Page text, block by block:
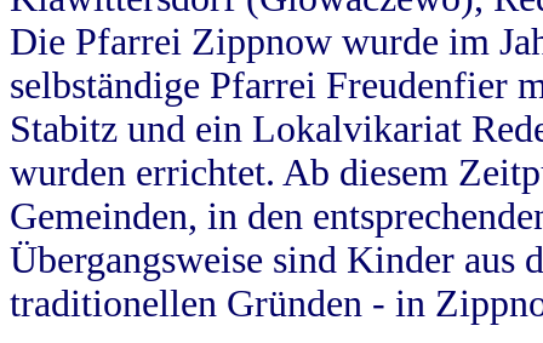
Die Pfarrei Zippnow wurde im
selbständige Pfarrei Freudenfier
Stabitz und ein Lokalvikariat
wurden errichtet. Ab diesem
Gemeinden, in den
Übergangsweise sind Kinder aus
traditionellen Gründen - in